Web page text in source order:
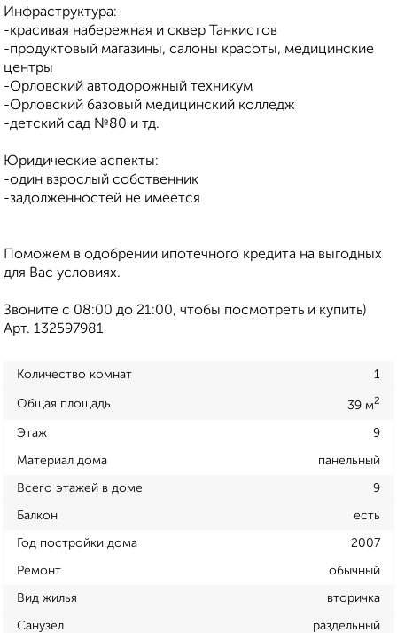
Инфраструктура:
-красивая набережная и сквер Танкистов
-продуктовый магазины, салоны красоты, медицинские
центры
-Орловский автодорожный техникум
-Орловский базовый медицинский колледж
-детский сад №80 и тд.
Юридические аспекты:
-один взрослый собственник
-задолженностей не имеется
Поможем в одобрении ипотечного кредита на выгодных
для Вас условиях.
Звоните с 08:00 до 21:00, чтобы посмотреть и купить)
Арт. 132597981
Количество комнат 1
Общая площадь 39 м2
Этаж 9
Материал дома панельный
Всего этажей в доме 9
Балкон есть
Год постройки дома 2007
Ремонт обычный
Вид жилья вторичка
Санузел раздельный